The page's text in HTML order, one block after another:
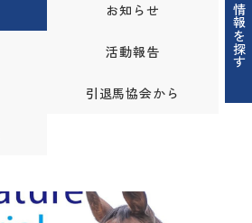
情報を探す
お知らせ
活動報告
引退馬協会から